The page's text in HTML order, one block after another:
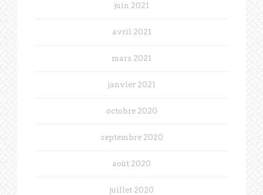
juin 2021
avril 2021
mars 2021
janvier 2021
octobre 2020
septembre 2020
août 2020
juillet 2020